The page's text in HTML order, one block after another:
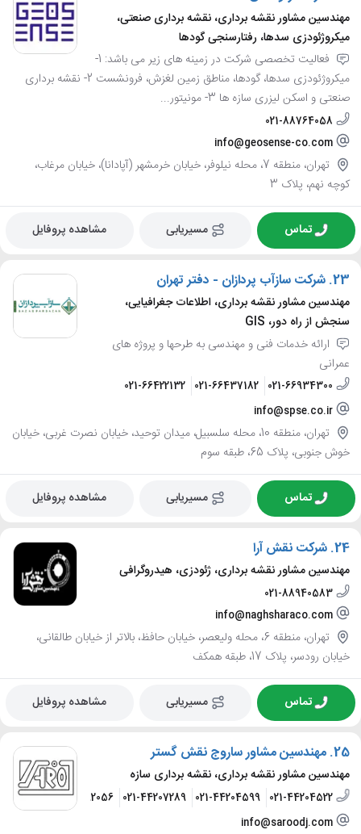
مهندسین مشاور نقشه برداری، نقشه برداری صنعتی،
میکروژئودزی سدها، رفتارسنجی گودها
فعالیت تخصصی شرکت در زمینه های زیر می باشد: 1-
میکروژئودزی سدها، گودها، مناطق زمین لغزش، فرونشست 2- نقشه برداری
صنعتی و اسکن لیزری سازه ها 3- مونیتور...
021-88764058
info@geosense-co.com
تهران، منطقه 7، محله نیلوفر، خیابان خرمشهر (آپادانا)، خیابان مرغاب،
کوچه نهم، پلاک 3
تماس مسیریابی مشاهده پروفایل
23. شرکت سازآب پردازان - دفتر تهران
مهندسین مشاور نقشه برداری، اطلاعات جغرافیایی،
سنجش از راه دور، GIS
ارائه خدمات فنی و مهندسی به طرحها و پروژه های
عمرانی
021-66934300
021-66437182
021-66422132
info@spse.co.ir
تهران، منطقه 10، محله سلسبیل، میدان توحید، خیابان نصرت غربی، خیابان
خوش جنوبی، پلاک 65، طبقه سوم
تماس مسیریابی مشاهده پروفایل
24. شرکت نقش آرا
مهندسین مشاور نقشه برداری، ژئودزی، هیدروگرافی
021-88940583
info@naghsharaco.com
تهران، منطقه 6، محله ولیعصر، خیابان حافظ، بالاتر از خیابان طالقانی،
خیابان رودسر، پلاک 17، طبقه همکف
تماس مسیریابی مشاهده پروفایل
25. مهندسین مشاور ساروج نقش گستر
مهندسین مشاور نقشه برداری، نقشه برداری سازه
021-44204522
021-44204599
021-44207289
09123392056
info@saroodj.com